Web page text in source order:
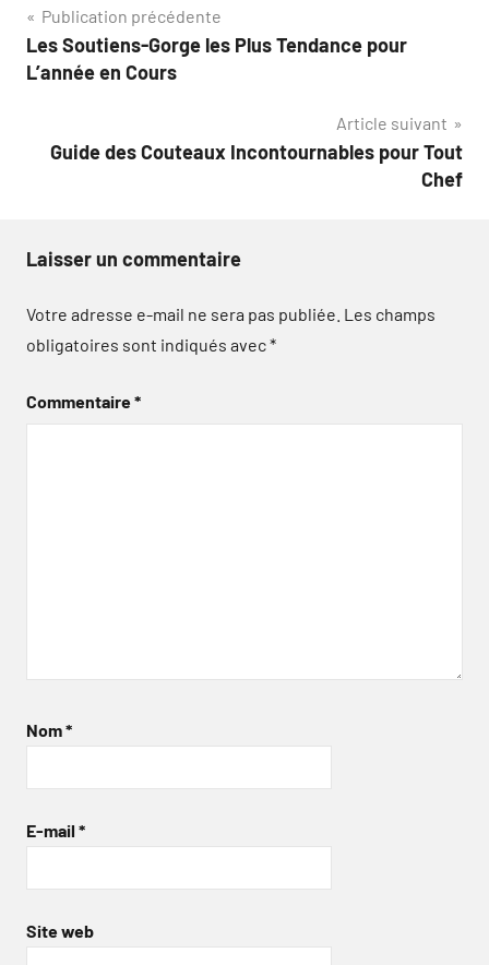
Navigation
de
Publication précédente
Les Soutiens-Gorge les Plus Tendance pour
L’année en Cours
Article suivant
Guide des Couteaux Incontournables pour Tout
Chef
Laisser un commentaire
Votre adresse e-mail ne sera pas publiée. Les champs
obligatoires sont indiqués avec*
Commentaire*
Nom*
E-mail *
Site web